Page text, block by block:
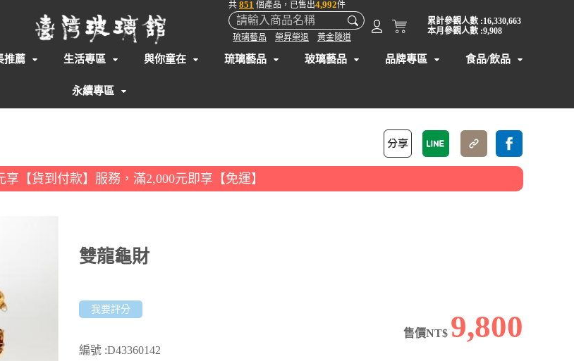
共 851 個產品，已售出4,992件
琉璃藝品 榮昇榮退 黃金隧道
累計參觀人數 :16,330,663
本月參觀人數 :9,908
推薦 生活專區 與你童在 琉璃藝品 玻璃藝品 品牌專區 食品/飲品
永續專區
享【貨到付款】服務，滿2,000元即享【免運】
雙龍龜財
我要評分
售價NT$ 9,800
編號 :D43360142